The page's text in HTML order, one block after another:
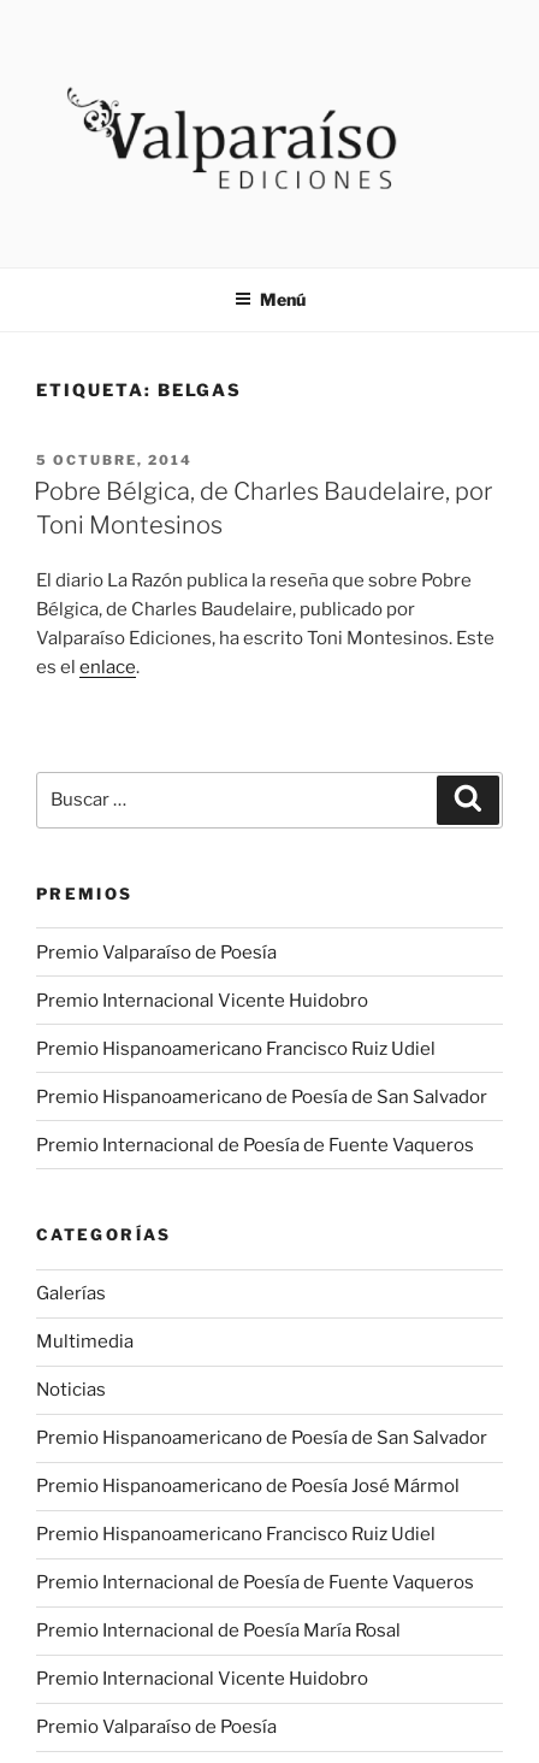
VALPARAISO EDICIONES
Menú
ETIQUETA: BELGAS
PUBLICADO
EL
5 OCTUBRE, 2014
Pobre Bélgica, de Charles Baudelaire, por
Toni Montesinos
El diario La Razón publica la reseña que sobre Pobre
Bélgica, de Charles Baudelaire, publicado por
Valparaíso Ediciones, ha escrito Toni Montesinos. Este
es el enlace.
por:
PREMIOS
Premio Valparaíso de Poesía
Premio Internacional Vicente Huidobro
Premio Hispanoamericano Francisco Ruiz Udiel
Premio Hispanoamericano de Poesía de San Salvador
Premio Internacional de Poesía de Fuente Vaqueros
CATEGORÍAS
Galerías
Multimedia
Noticias
Premio Hispanoamericano de Poesía de San Salvador
Premio Hispanoamericano de Poesía José Mármol
Premio Hispanoamericano Francisco Ruiz Udiel
Premio Internacional de Poesía de Fuente Vaqueros
Premio Internacional de Poesía María Rosal
Premio Internacional Vicente Huidobro
Premio Valparaíso de Poesía